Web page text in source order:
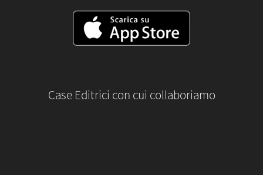
Case Editrici con cui collaboriamo